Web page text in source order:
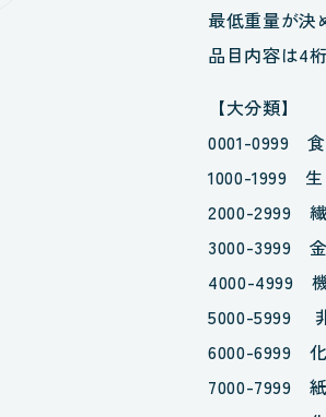
最低重量が決
品目内容は4
【大分類】
0001-0999
1000-1999
2000-2999
3000-3999
4000-4999
5000-5999
6000-6999
7000-7999